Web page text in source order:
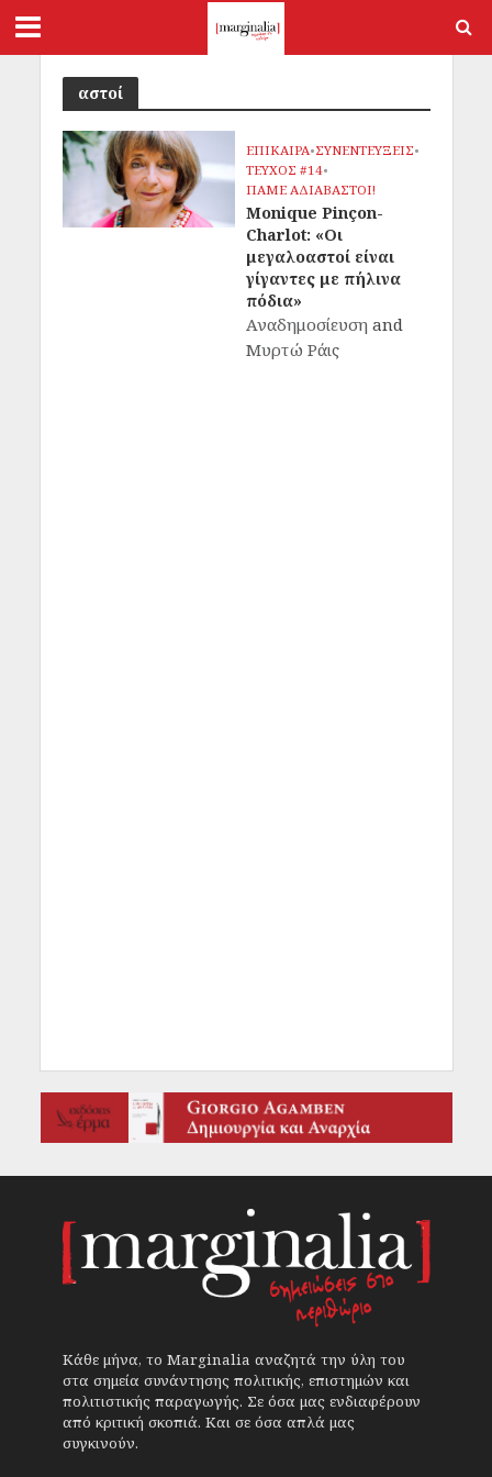
αστοί
ΕΠΙΚΑΙΡΑ•ΣΥΝΕΝΤΕΥΞΕΙΣ•
ΤΕΥΧΟΣ #14•
ΠΑΜΕ ΑΔΙΑΒΑΣΤΟΙ!
Monique Pinçon-
Charlot: «Οι
μεγαλοαστοί είναι
γίγαντες με πήλινα
πόδια»
Αναδημοσίευση and
Μυρτώ Ράις
Κάθε μήνα, το Marginalia αναζητά την ύλη του
στα σημεία συνάντησης πολιτικής, επιστημών και
πολιτιστικής παραγωγής. Σε όσα μας ενδιαφέρουν
από κριτική σκοπιά. Και σε όσα απλά μας
συγκινούν.